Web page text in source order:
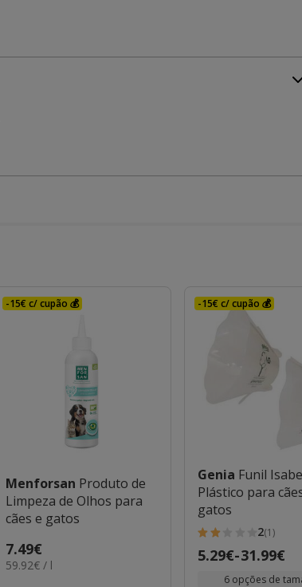
-15€ c/ cupão 💰
Menforsan Produto de
Limpeza de Olhos para
cães e gatos
Preço
7.49€
7.49€
59.92€
59.92€ / l
-15€ c/ cupão 💰
Genia Funil
Plástico para
gatos
2
estrelas
2(1)
Preço
5.29€-31.99€
6 opções de